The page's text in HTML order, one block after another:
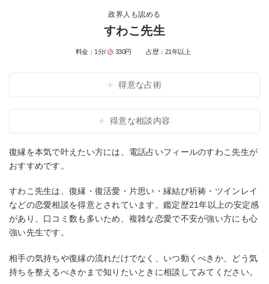
政界人も認める
すわこ先生
料金： 1分/ 330円 占歴： 21年以上
得意な占術
得意な相談内容
復縁を本気で叶えたい方には、電話占いフィールのすわこ先生が
おすすめです。
すわこ先生は、復縁・復活愛・片思い・縁結び祈祷・ツインレイ
などの恋愛相談を得意とされています。鑑定歴21年以上の安定感
があり、口コミ数も多いため、複雑な恋愛で不安が強い方にも心
強い先生です。
相手の気持ちや復縁の流れだけでなく、いつ動くべきか、どう気
持ちを整えるべきかまで知りたいときに相談してみてください。